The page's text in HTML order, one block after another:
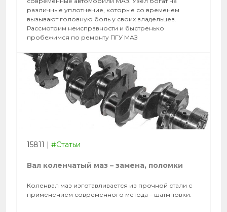
различные уплотнение, которые со временем
вызывают головную боль у своих владельцев.
Рассмотрим неисправности и быстренько
пробежимся по ремонту ПГУ МАЗ
15811 | #Статьи
Вал коленчатый маз – замена, поломки
Коленвал маз изготавливается из прочной стали с
применением современного метода – шатмповки.